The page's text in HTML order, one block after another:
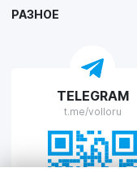
VOLLO Рязань
г. Рязань, улица
Пн-Пт с 9:00 до
РАЗНОЕ
TELEGRAM
t.me/volloru